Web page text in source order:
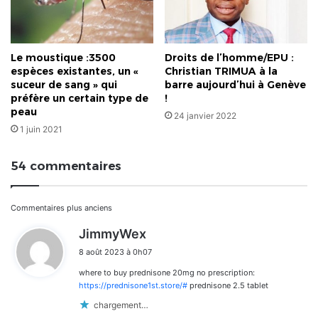
Le moustique :3500
espèces existantes, un «
suceur de sang » qui
préfère un certain type de
peau
1 juin 2021
Droits de l’homme/EPU :
Christian TRIMUA à la
barre aujourd’hui à Genève
!
24 janvier 2022
54 commentaires
Navigation
dans
les
commentaires
Commentaires plus anciens
JimmyWex
t
:
8 août 2023 à 0h07
where to buy prednisone 20mg no prescription:
https://prednisone1st.store/# prednisone 2.5 tablet
chargement…